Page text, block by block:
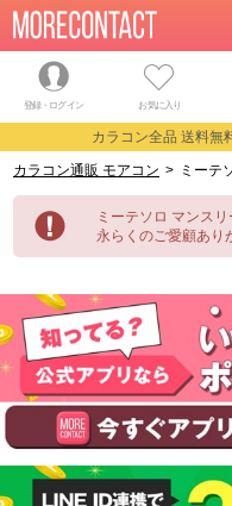
登録・ログイン お気に入り
カラコン全品 送料無
カラコン通販 モアコン > ミーテ
ミーテソロ マンス
永らくのご愛顧あり